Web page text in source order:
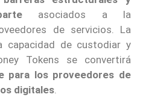
asociados a la
de servicios. La
capacidad de custodiar y
Tokens se convertirá
para los proveedores de
digitales